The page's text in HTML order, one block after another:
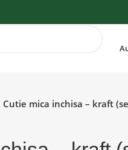
Cutie mica inchisa – kraft